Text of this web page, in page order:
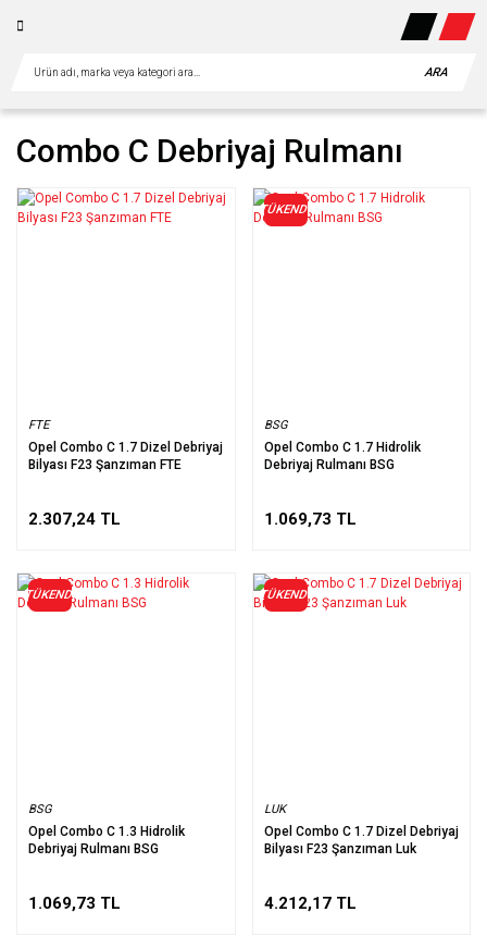
ARA
Combo C Debriyaj Rulmanı
FTE
Opel Combo C 1.7 Dizel Debriyaj
Bilyası F23 Şanzıman FTE
2.307,24 TL
TÜKENDİ
BSG
Opel Combo C 1.7 Hidrolik
Debriyaj Rulmanı BSG
1.069,73 TL
TÜKENDİ
BSG
Opel Combo C 1.3 Hidrolik
Debriyaj Rulmanı BSG
1.069,73 TL
TÜKENDİ
LUK
Opel Combo C 1.7 Dizel Debriyaj
Bilyası F23 Şanzıman Luk
4.212,17 TL